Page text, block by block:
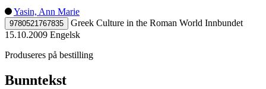
Yasin, Ann Marie
9780521767835 Greek Culture in the Roman World Innbundet
15.10.2009 Engelsk
Produseres på bestilling
Bunntekst